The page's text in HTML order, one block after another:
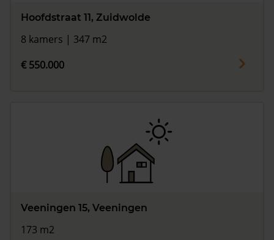
Hoofdstraat 11, Zuidwolde
8 kamers | 347 m2
€ 550.000
Veeningen 15, Veeningen
173 m2